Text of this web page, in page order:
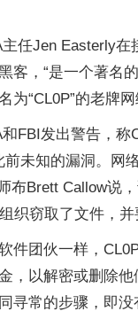
任Jen Easterly在
客，“是一个著名的
为“CL0P”的老牌网
和FBI发出警告，称
未知的漏洞。网
布Brett Callow说
织窃取了文件，并
件团伙一样，
，以解密或删除他
寻常的步骤，即